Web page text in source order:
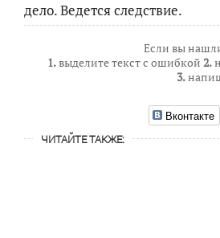
дело. Ведется следствие.
Если вы
1.выделите текст с ошибкой 2.
3.
Вконтакте
ЧИТАЙТЕ ТАКЖЕ: